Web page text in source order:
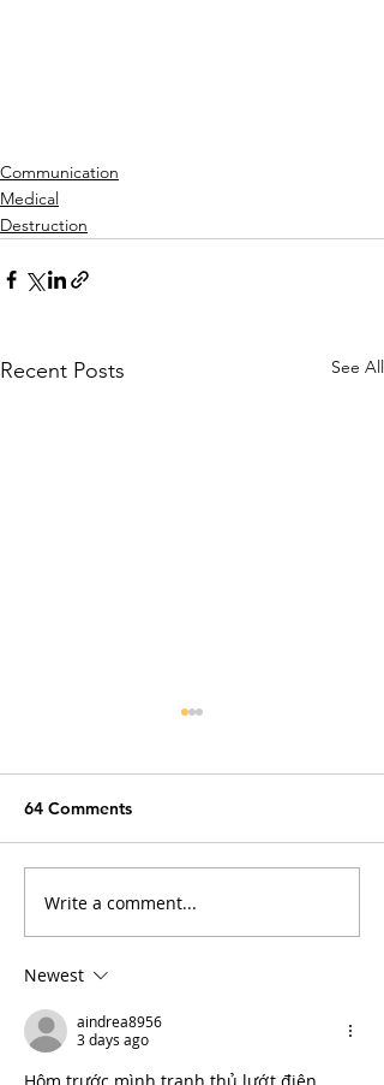
Communication
Medical
Destruction
Recent Posts See All
Arthritis in Cats: It's Not
Just Old Age
64 Comments
Write a comment...
Newest
aindrea8956
3 days ago